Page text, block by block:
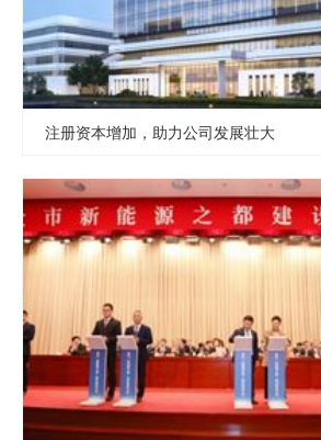
注册资本增加，助力公司发展壮大